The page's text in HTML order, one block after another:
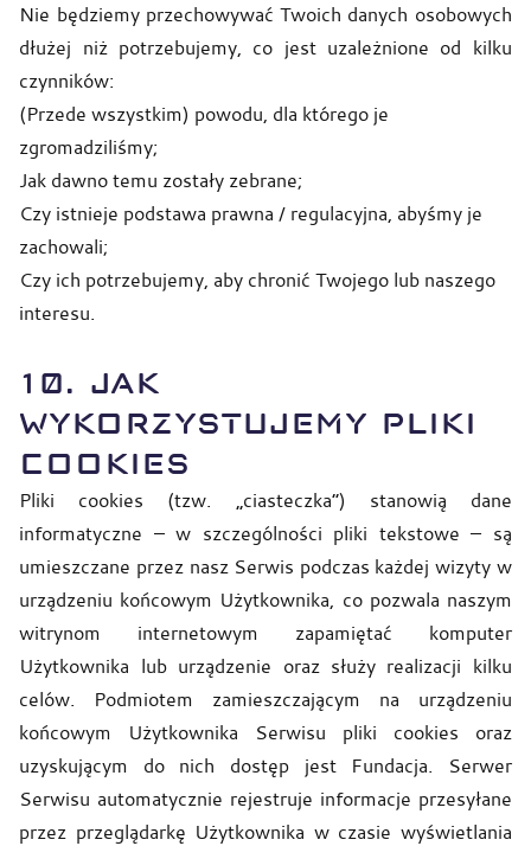
Nie będziemy przechowywać Twoich danych osobowych
dłużej niż potrzebujemy, co jest uzależnione od kilku
czynników:
(Przede wszystkim) powodu, dla którego je
zgromadziliśmy;
Jak dawno temu zostały zebrane;
Czy istnieje podstawa prawna / regulacyjna, abyśmy je
zachowali;
Czy ich potrzebujemy, aby chronić Twojego lub naszego
interesu.
10. JAK
WYKORZYSTUJEMY PLIKI
COOKIES
Pliki cookies (tzw. „ciasteczka”) stanowią dane
informatyczne – w szczególności pliki tekstowe – są
umieszczane przez nasz Serwis podczas każdej wizyty w
urządzeniu końcowym Użytkownika, co pozwala naszym
witrynom internetowym zapamiętać komputer
Użytkownika lub urządzenie oraz służy realizacji kilku
celów. Podmiotem zamieszczającym na urządzeniu
końcowym Użytkownika Serwisu pliki cookies oraz
uzyskującym do nich dostęp jest Fundacja. Serwer
Serwisu automatycznie rejestruje informacje przesyłane
przez przeglądarkę Użytkownika w czasie wyświetlania